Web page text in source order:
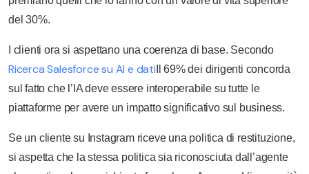
del 30%.
I clienti ora si aspettano una coerenza di base. Secondo
Ricerca Salesforce su AI e dati Il 69% dei dirigenti concorda
sul fatto che l’IA deve essere interoperabile su tutte le
piattaforme per avere un impatto significativo sul business.
Se un cliente su Instagram riceve una politica di restituzione,
si aspetta che la stessa politica sia riconosciuta dall’agente